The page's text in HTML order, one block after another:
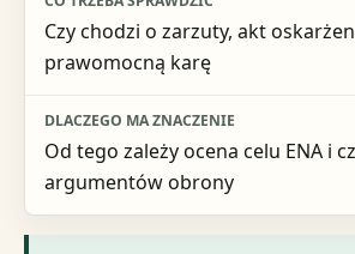
Czy chodzi o zarzuty, akt
prawomocną karę
Od tego zależy ocena celu ENA i
argumentów obrony